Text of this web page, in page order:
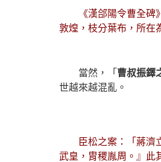
《漢郃陽令曹全
敦煌，枝分葉布，所在
當然，「 曹叔振鐸
世越來越混亂。
臣松之案：「蔣濟
武皇，胄稷胤周。』此